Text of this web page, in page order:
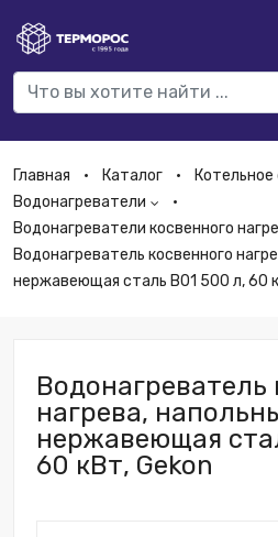
Главная Каталог
Водонагреватели
Водонагреватели косвенного
Водонагреватель косвенного
нержавеющая сталь B01 500 л, 60
Водонагреватель
нагрева,
нержавеющая
60 кВт, Gekon